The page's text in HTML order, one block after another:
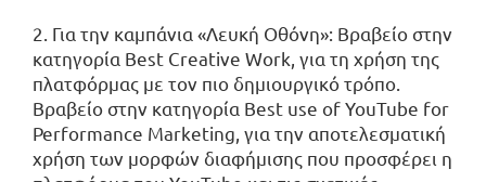
2. Για την καμπάνια «Λευκή Οθόνη»: Βραβείο στην
κατηγορία Best Creative Work, για τη χρήση της
πλατφόρμας με τον πιο δημιουργικό τρόπο.
Βραβείο στην κατηγορία Best use of YouTube for
Performance Marketing, για την αποτελεσματική
χρήση των μορφών διαφήμισης που προσφέρει η